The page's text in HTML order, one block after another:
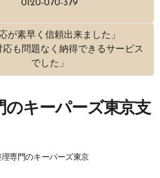
0120-070-379
が素早く信頼出来ました」
応も問題なく納得できるサービス
でした」
のキーパーズ東京支